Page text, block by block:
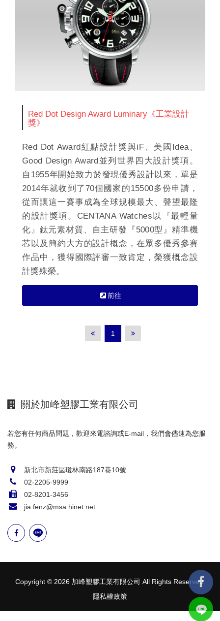
Red Dot Design Award Luminary《工業設計
獎》
Red Dot Award紅點設計獎與iF、美國Idea、
Good Design Award並列世界四大設計獎項。
自1955年開始致力於發現優秀設計以來，單是
2014年就收到了70個國家的15500多份申請，
從而讓這一賽事成為全球規模最大、聲望最隆
的設計獎項。CENTANA Watches以『最輕量
化』鈦元素材質、自主研發『5000型』精準機
芯以及簡約大方的設計概念，在眾多優秀參賽
作品中，獲得國際評審一致肯定，榮獲概念設
計獎殊榮。
前往
1
關於加峰塑膠工業有限公司
若您有任何商品問題，歡迎來電諮詢或E-mail，我們會儘速為您服
務。
新北市新莊區瓊林南路187巷10號
02-2205-9999
02-8201-3456
jia.fenz@msa.hinet.net
Copyright © 2026 加峰塑膠工業有限公司 All Rights Reserved.
隱私權政策